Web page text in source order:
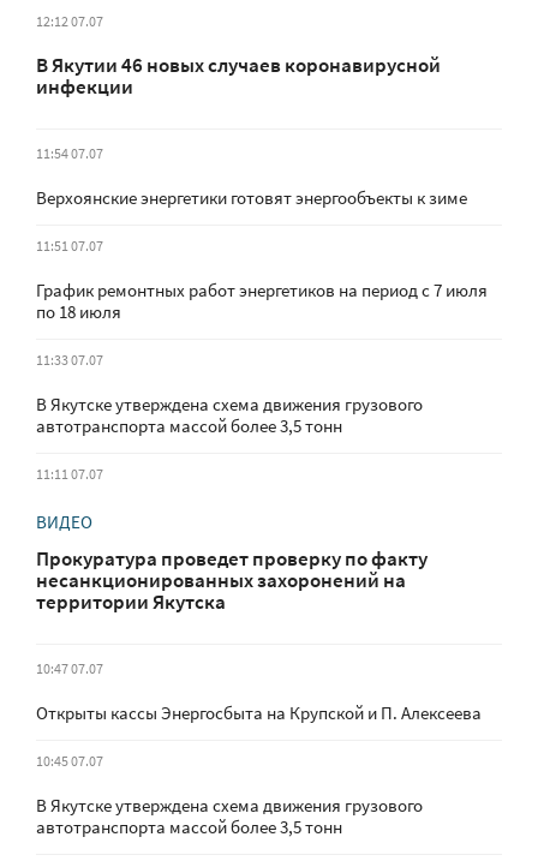
12:12 07.07
В Якутии 46 новых случаев коронавирусной
инфекции
11:54 07.07
Верхоянские энергетики готовят энергообъекты к зиме
11:51 07.07
График ремонтных работ энергетиков на период с 7 июля
по 18 июля
11:33 07.07
В Якутске утверждена схема движения грузового
автотранспорта массой более 3,5 тонн
11:11 07.07
ВИДЕО
Прокуратура проведет проверку по факту
несанкционированных захоронений на
территории Якутска
10:47 07.07
Открыты кассы Энергосбыта на Крупской и П. Алексеева
10:45 07.07
В Якутске утверждена схема движения грузового
автотранспорта массой более 3,5 тонн